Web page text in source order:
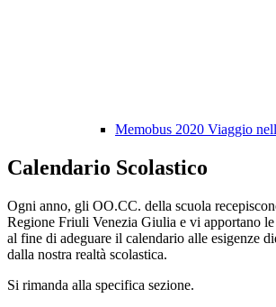
Memobus 2020 Viaggio
Calendario Scolastico
Ogni anno, gli OO.CC. della scuola
Regione Friuli Venezia Giulia e vi apportano
al fine di adeguare il calendario alle esigenze
dalla nostra realtà scolastica.
Si rimanda alla specifica sezione.